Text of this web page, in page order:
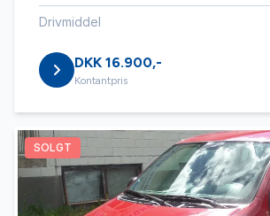
Drivmiddel
DKK 16.900,-
Kontantpris
SOLGT